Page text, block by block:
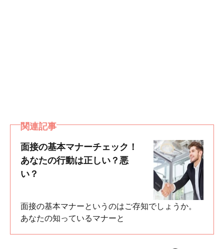
関連記事
面接の基本マナーチェック！
あなたの行動は正しい？悪
い？
面接の基本マナーというのはご存知でしょうか。
あなたの知っているマナーと